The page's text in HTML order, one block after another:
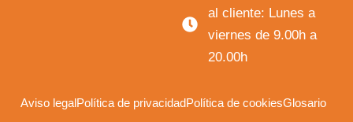
al cliente: Lunes a
viernes de 9.00h a
20.00h
Aviso legalPolítica de privacidadPolítica de cookiesGlosario